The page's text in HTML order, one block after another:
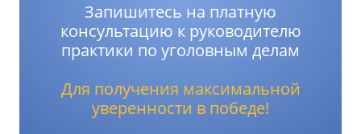
Запишитесь на платную
консультацию к руководителю
практики по уголовным делам
Для получения максимальной
уверенности в победе!